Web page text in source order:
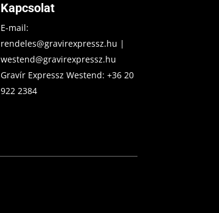
Kapcsolat
E-mail:
rendeles@gravirexpressz.hu |
westend@gravirexpressz.hu
Gravír Expressz Westend:+36 20
922 2384